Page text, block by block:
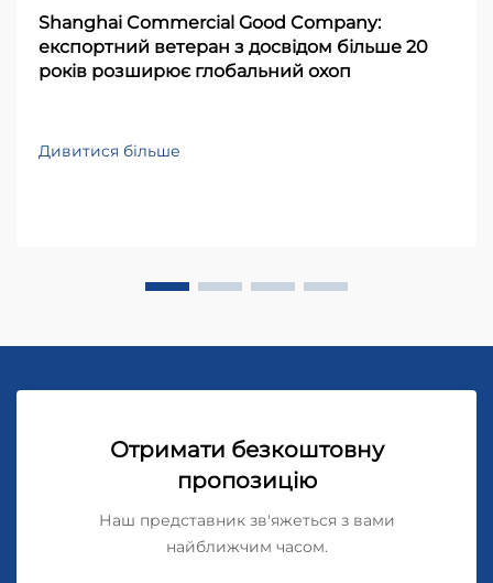
Shanghai Commercial Good Company:
експортний ветеран з досвідом більше 20
років розширює глобальний охоп
Дивитися більше
Отримати безкоштовну
пропозицію
Наш представник зв'яжеться з вами
найближчим часом.